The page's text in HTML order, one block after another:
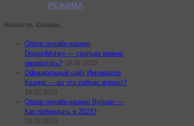
РЕЖИМА
Новости. Свежак.
Обзор онлайн-казино
DragonMoney — сколько можно
заработать? 19.02.2023
Официальный сайт Император
Казино — во что сейчас играют?
19.02.2023
Обзор онлайн-казино Вулкан —
Как побеждать в 2023?
19.02.2023